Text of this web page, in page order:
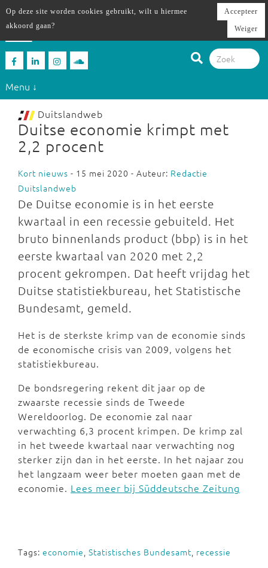
Menu ↓
Duitslandweb
Duitse economie krimpt met
2,2 procent
Kort nieuws - 15 mei 2020 - Auteur: Redactie
Duitslandweb
De Duitse economie is in het eerste
kwartaal in een recessie gebuiteld. Het
bruto binnenlands product (bbp) is in het
eerste kwartaal van 2020 met 2,2
procent gekrompen. Dat heeft vrijdag het
Duitse statistiekbureau, het Statistische
Bundesamt, gemeld.
Het is de sterkste krimp van de economie sinds
de economische crisis van 2009, volgens het
statistiekbureau.
De bondsregering rekent dit jaar op de
zwaarste recessie sinds de Tweede
Wereldoorlog. De economie zal naar
verwachting 6,3 procent krimpen. De krimp zal
in het tweede kwartaal naar verwachting nog
sterker zijn dan in het eerste. In het najaar zou
het langzaam weer beter moeten gaan met de
economie. Lees meer bij Süddeutsche Zeitung
Tags: economie, Statistisches Bundesamt, recessie
Op deze site worden cookies gebruikt, wilt u hiermee
akkoord gaan?
Accepteer
Weiger